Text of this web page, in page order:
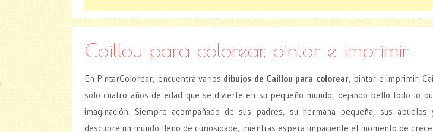
Caillou para colorear, pintar e imprimir
En PintarColorear, encuentra varios dibujos de Caillou para colorear, pintar e imprimir.
solo cuatro años de edad que se divierte en su pequeño mundo, dejando bello todo lo
imaginación. Siempre acompañado de sus padres, su hermana pequeña, sus abuelos
descubre un mundo lleno de curiosidade, mientras espera impaciente el momento de